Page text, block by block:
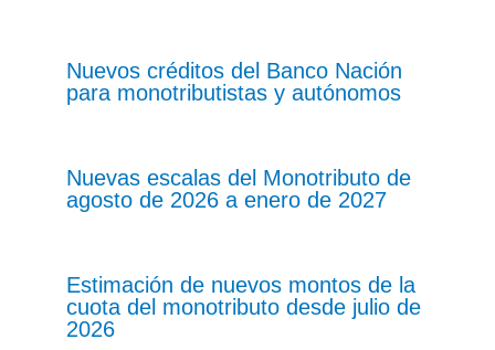
Nuevos créditos del Banco Nación
para monotributistas y autónomos
Nuevas escalas del Monotributo de
agosto de 2026 a enero de 2027
Estimación de nuevos montos de la
cuota del monotributo desde julio de
2026